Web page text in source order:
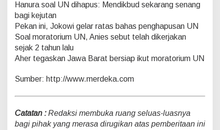
Hanura soal UN dihapus: Mendikbud sekarang senang
bagi kejutan
Pekan ini, Jokowi gelar ratas bahas penghapusan UN
Soal moratorium UN, Anies sebut telah dikerjakan
sejak 2 tahun lalu
Aher tegaskan Jawa Barat bersiap ikut moratorium UN
Sumber: http://www.merdeka.com
Catatan :Redaksi membuka ruang seluas-luasnya
bagi pihak yang merasa dirugikan atas pemberitaan ini